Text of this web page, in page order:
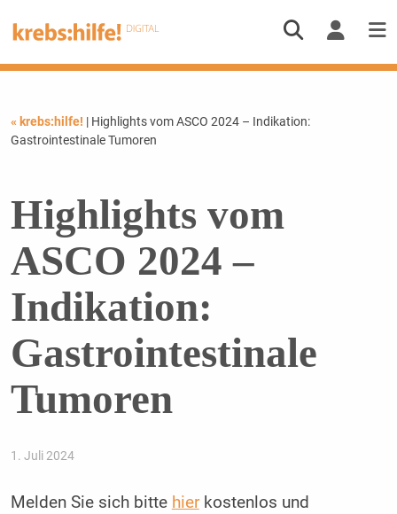
« krebs:hilfe! | Highlights vom ASCO 2024 – Indikation:
Gastrointestinale Tumoren
Highlights vom
ASCO 2024 –
Indikation:
Gastrointestinale
Tumoren
1. Juli 2024
Melden Sie sich bitte hierkostenlos und